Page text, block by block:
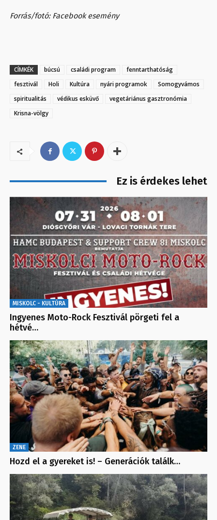
Forrás/fotó: Facebook esemény
CÍMKÉK búcsú családi program
fenntarthatóság
fesztivál
Holi Kultúra nyári programok
Somogyvámos
spiritualitás
védikus esküvő
vegetáriánus gasztronómia
Krisna-völgy
Ez is érdekes lehet
MISKOLC - KULTÚRA
Ingyenes Moto-Rock Fesztivál pörgeti fel a
hétvé…
ZENE
Hozd el a gyereket is! – Generációk találk…